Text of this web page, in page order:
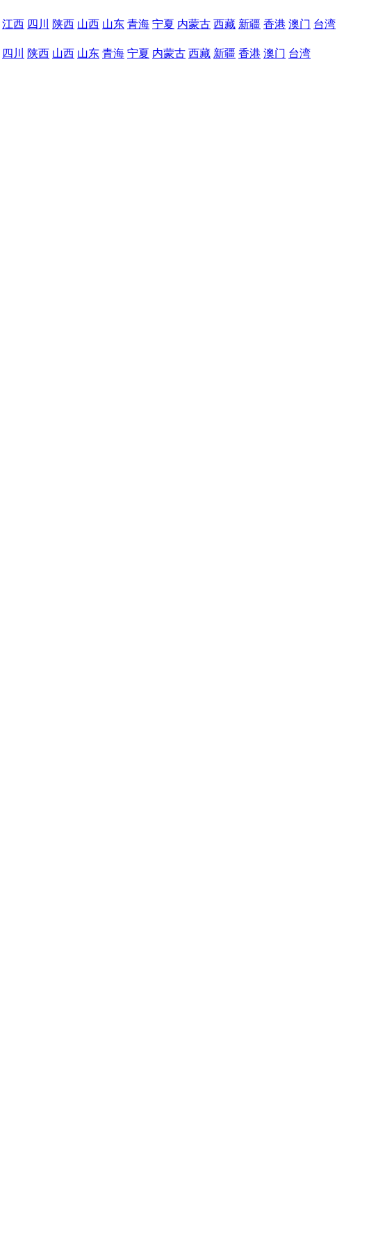
江西 四川 陕西 山西 山东 青海 宁夏 内蒙古 西藏 新疆 香港 澳门 台湾
四川 陕西 山西 山东 青海 宁夏 内蒙古 西藏 新疆 香港 澳门 台湾